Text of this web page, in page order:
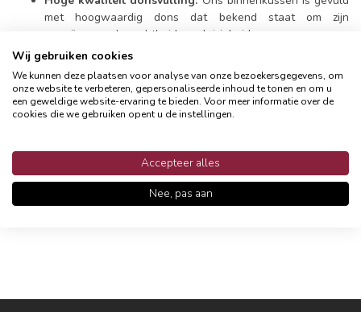
met hoogwaardig dons dat bekend staat om zijn
ongeëvenaarde zachtheid en pluizigheid.
Ademend en isolerend:
natuurlijke ademende en isolerende eigenschappen. Het
houdt je warm in de winter en koel in de zomer en zorgt
voor aangenaam zitcomfort.
sierkussens, lendenkussens, of andere toepassingen, ons
dons / veren binnenkussen is duurzaam en beschikbaar in
de 3 meestverkochte formaten
Wij gebruiken cookies
We kunnen deze plaatsen voor analyse van onze bezoekersgegevens, om
onze website te verbeteren, gepersonaliseerde inhoud te tonen en om u
een geweldige website-ervaring te bieden. Voor meer informatie over de
cookies die we gebruiken opent u de instellingen.
Accepteer alles
Nee, pas aan